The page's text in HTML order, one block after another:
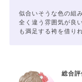
似合いそうな色の組
全く違う雰囲気が良
も満足する袴を借り
総合評